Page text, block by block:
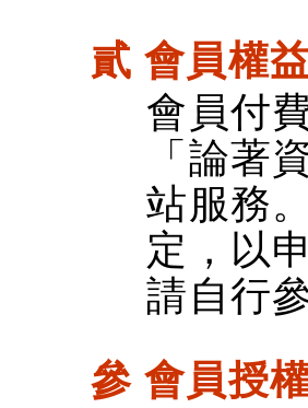
貳 會員權益
會員付
「論著
站服務
定，以
請自行
參 會員授